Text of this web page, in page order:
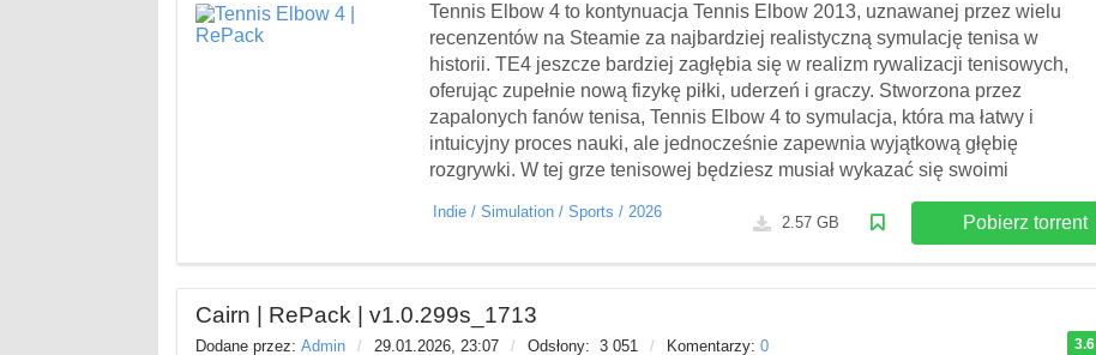
Tennis Elbow 4 to kontynuacja Tennis Elbow 2013, uznawanej przez wielu
recenzentów na Steamie za najbardziej realistyczną symulację tenisa w
historii. TE4 jeszcze bardziej zagłębia się w realizm rywalizacji tenisowych,
oferując zupełnie nową fizykę piłki, uderzeń i graczy. Stworzona przez
zapalonych fanów tenisa, Tennis Elbow 4 to symulacja, która ma łatwy i
intuicyjny proces nauki, ale jednocześnie zapewnia wyjątkową głębię
rozgrywki. W tej grze tenisowej będziesz musiał wykazać się swoimi
Pobierz torrent
2.57 GB
Indie / Simulation / Sports / 2026
Cairn | RePack | v1.0.299s_1713
3.6
Dodane przez: Admin / 29.01.2026, 23:07 / Odsłony: 3 051 / Komentarzy: 0